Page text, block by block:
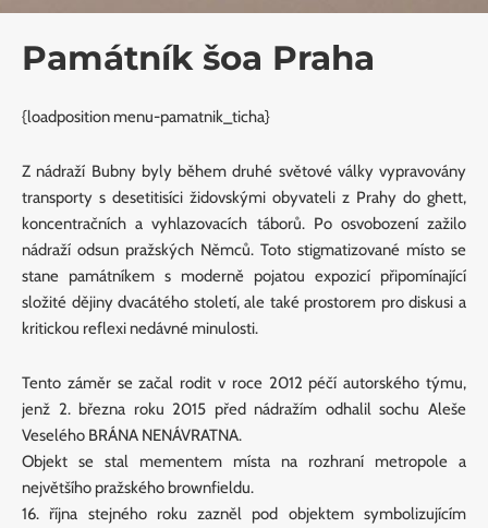
Památník šoa Praha
{loadposition menu-pamatnik_ticha}
Z nádraží Bubny byly během druhé světové války vypravovány
transporty s desetitisíci židovskými obyvateli z Prahy do ghett,
koncentračních a vyhlazovacích táborů. Po osvobození zažilo
nádraží odsun pražských Němců. Toto stigmatizované místo se
stane památníkem s moderně pojatou expozicí připomínající
složité dějiny dvacátého století, ale také prostorem pro diskusi a
kritickou reflexi nedávné minulosti.
Tento záměr se začal rodit v roce 2012 péčí autorského týmu,
jenž 2. března roku 2015 před nádražím odhalil sochu Aleše
Veselého BRÁNA NENÁVRATNA.
Objekt se stal mementem místa na rozhraní metropole a
největšího pražského brownfieldu.
16. října stejného roku zazněl pod objektem symbolizujícím